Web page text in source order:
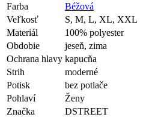
Farba
Béžová
Veľkosť
S, M, L, XL, XXL
Materiál
100% polyester
Obdobie
jeseň, zima
Ochrana hlavy kapucňa
Strih
moderné
Potisk
bez potlače
Pohlaví
Ženy
Značka
DSTREET